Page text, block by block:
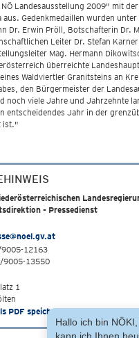
Landesausstellung 2009" mit
aus. Gedenkmedaillen wurden unter
Dr. Erwin Pröll, Botschafterin Dr.
Leiter Dr. Stefan
Mag. Hermann
überreichte
Waldviertler Granitsteins an
den Bürgermeister der
noch viele Jahre und Jahrzehnte
entscheidendes Jahr in der
ist."
- Pressedienst
12163
9005-13550
1
PDF speichern
Hallo ich bin